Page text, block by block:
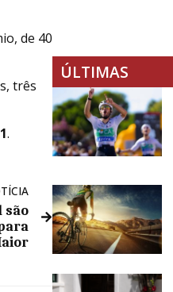
de 40
três
.
são
ÚLTIMAS